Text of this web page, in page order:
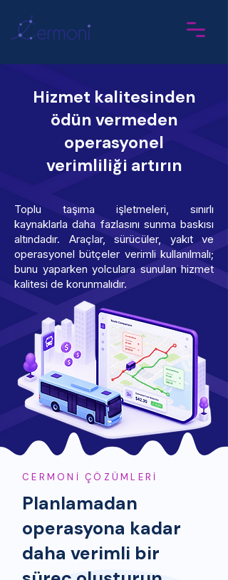
Hizmet kalitesinden
ödün vermeden
operasyonel
verimliliği artırın
Toplu taşıma işletmeleri, sınırlı
kaynaklarla daha fazlasını sunma baskısı
altındadır. Araçlar, sürücüler, yakıt ve
operasyonel bütçeler verimli kullanılmalı;
bunu yaparken yolculara sunulan hizmet
kalitesi de korunmalıdır.
CERMONİ ÇÖZÜMLERİ
Planlamadan
operasyona kadar
daha verimli bir